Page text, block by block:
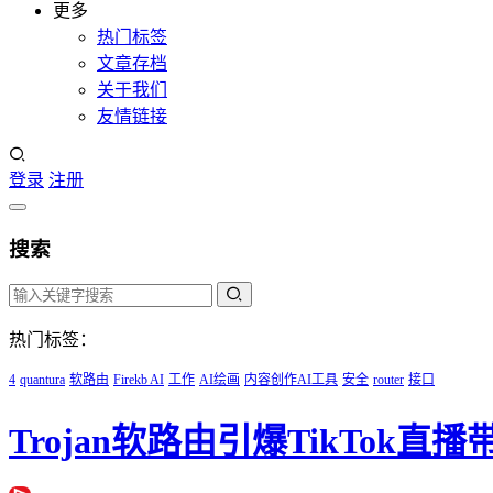
更多
热门标签
文章存档
关于我们
友情链接
登录 注册
搜索
热门标签：
4 quantura 软路由 Firekb AI 工作 AI绘画 内容创作AI工具 安全 router 接口
Trojan软路由引爆TikTok直播